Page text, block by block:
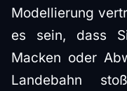
Modellierung
es sein, dass
Macken oder
Landebahn